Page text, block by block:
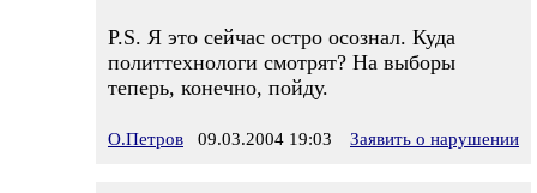
P.S. Я это сейчас остро осознал. Куда
политтехнологи смотрят? На выборы
теперь, конечно, пойду.
О.Петров 09.03.2004 19:03 Заявить о нарушении